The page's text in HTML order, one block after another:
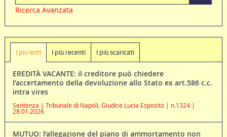
Ricerca Avanzata
I più letti I più recenti I più scaricati
EREDITÀ VACANTE: il creditore può chiedere
l’accertamento della devoluzione allo Stato ex art.586 c.c.
intra vires
Sentenza | Tribunale di Napoli, Giudice Lucia Esposito | n.1324 |
28.01.2026
MUTUO: l’allegazione del piano di ammortamento non